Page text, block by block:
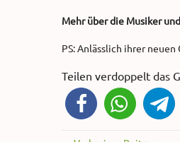
Mehr über die Musiker
PS: Anlässlich ihrer neuen
Teilen verdoppelt das